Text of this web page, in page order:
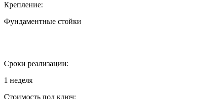
Крепление:
Фундаментные стойки
Сроки реализации:
1 неделя
Стоимость под ключ: